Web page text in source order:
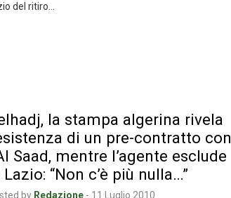
del ritiro…
la stampa algerina rivela
di un pre-contratto con
Saad, mentre l’agente esclude
Lazio: “Non c’è più nulla…”
by Redazione - 11 Luglio 2010